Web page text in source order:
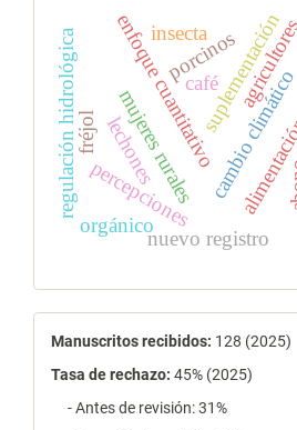
mujeres rurales
percepciones cambio
enfoque cuantitativoagricultores
suplementación
porcinos
lechones
insecta
nuevo registro
regulación hidrológica café
orgánico
fréjol
estadísticas
Manuscritos recibidos: 128 (2025)
Tasa de rechazo: 45% (2025)
- Antes de revisión: 31%